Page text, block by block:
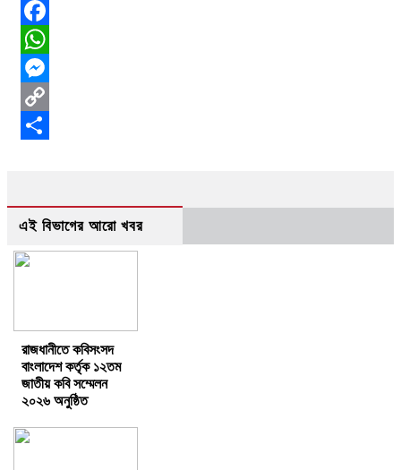
Facebook
WhatsApp
Messenger
Copy
এই বিভাগের আরো খবর
রাজধানীতে কবিসংসদ
বাংলাদেশ কর্তৃক ১২তম
জাতীয় কবি সম্মেলন
২০২৬ অনুষ্ঠিত